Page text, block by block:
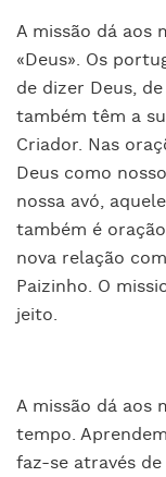
A missão dá aos
«Deus». Os
de dizer Deus,
também têm a
Criador. Nas
Deus como
nossa avó,
também é
nova relação
Paizinho. O
jeito.
A missão dá aos
tempo.
faz-se através